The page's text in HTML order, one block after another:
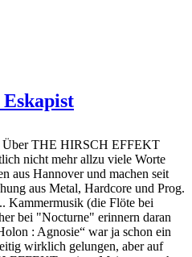
Über THE HIRSCH EFFEKT
nicht mehr allzu viele Worte
aus Hannover und machen seit
aus Metal, Hardcore und Prog.
Kammermusik (die Flöte bei
bei "Nocturne" erinnern daran
: Agnosie“ war ja schon ein
wirklich gelungen, aber auf